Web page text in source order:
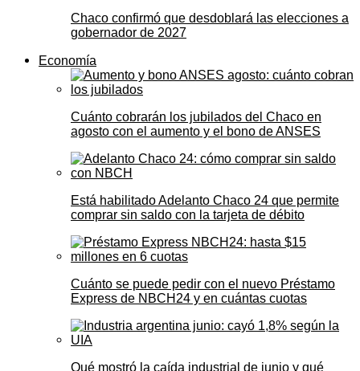
Chaco confirmó que desdoblará las elecciones a
gobernador de 2027
Economía
Cuánto cobrarán los jubilados del Chaco en
agosto con el aumento y el bono de ANSES
Está habilitado Adelanto Chaco 24 que permite
comprar sin saldo con la tarjeta de débito
Cuánto se puede pedir con el nuevo Préstamo
Express de NBCH24 y en cuántas cuotas
Qué mostró la caída industrial de junio y qué